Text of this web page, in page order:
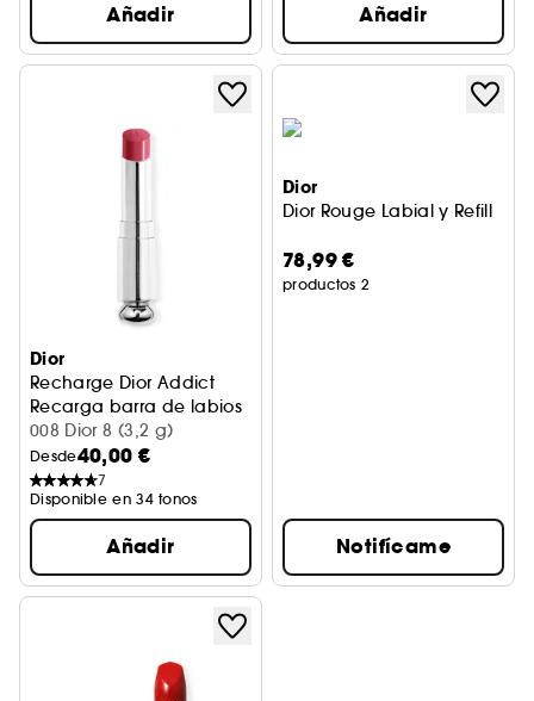
Añadir Añadir
Dior
Recharge Dior Addict
Recarga barra de labios
008 Dior 8 (3,2 g)
Desde40,00 €
7
Disponible en 34 tonos
Añadir
Dior
Dior Rouge Labial y Refill
78,99 €
productos 2
Notifícame